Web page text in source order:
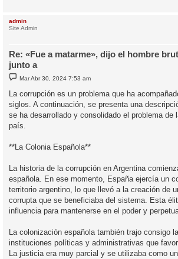
admin
Site Admin
Re: «Fue a matarme», dijo el hombre
junto a
M
e
s
a
j
e
Mar Abr 30, 2024 7:53 am
La corrupción es un problema que ha
siglos. A continuación, se presenta una
se ha desarrollado y consolidado el problema de
país.
**La Colonia Española**
La historia de la corrupción en Argentina
española. En ese momento, España ejercía un
territorio argentino, lo que llevó a la creación de
corrupta que se beneficiaba del sistema. Esta
influencia para mantenerse en el poder y
La colonización española también trajo consigo
instituciones políticas y administrativas que
La justicia era muy parcial y se utilizaba como